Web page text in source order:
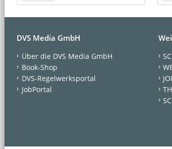
DVS Media GmbH
Über die DVS Media GmbH
Book-Shop
DVS-Regelwerksportal
JobPortal